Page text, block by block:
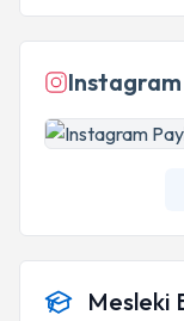
Instagram
Mesleki